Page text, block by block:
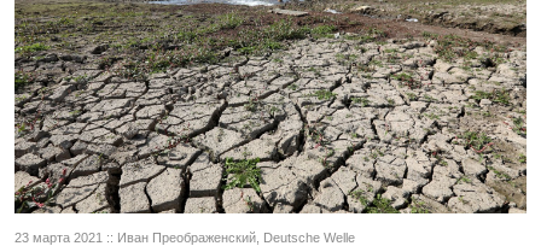
23 марта 2021 :: Иван Преображенский, Deutsche Welle